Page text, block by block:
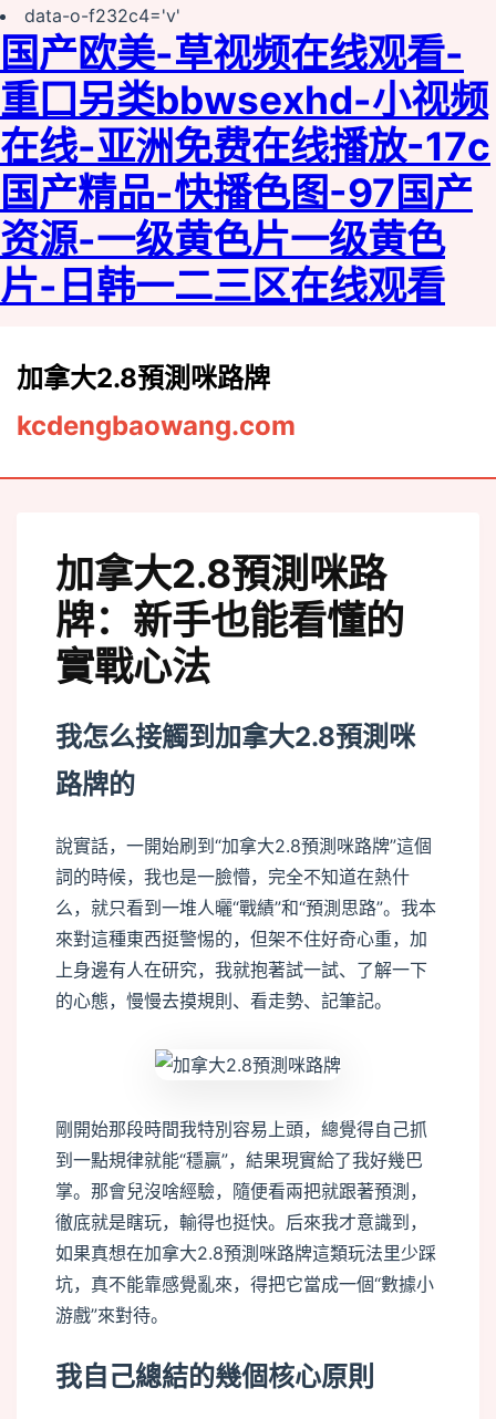
data-o-f232c4='v'
国产欧美-草视频在线观看-
重囗另类bbwseⅹhd-小视频
在线-亚洲免费在线播放-17c
国产精品-快播色图-97国产
资源-一级黄色片一级黄色
片-日韩一二三区在线观看
加拿大2.8預測咪路牌
kcdengbaowang.com
加拿大2.8預測咪路
牌：新手也能看懂的
實戰心法
我怎么接觸到加拿大2.8預測咪
路牌的
說實話，一開始刷到“加拿大2.8預測咪路牌”這個
詞的時候，我也是一臉懵，完全不知道在熱什
么，就只看到一堆人曬“戰績”和“預測思路”。我本
來對這種東西挺警惕的，但架不住好奇心重，加
上身邊有人在研究，我就抱著試一試、了解一下
的心態，慢慢去摸規則、看走勢、記筆記。
剛開始那段時間我特別容易上頭，總覺得自己抓
到一點規律就能“穩贏”，結果現實給了我好幾巴
掌。那會兒沒啥經驗，隨便看兩把就跟著預測，
徹底就是瞎玩，輸得也挺快。后來我才意識到，
如果真想在加拿大2.8預測咪路牌這類玩法里少踩
坑，真不能靠感覺亂來，得把它當成一個“數據小
游戲”來對待。
我自己總結的幾個核心原則